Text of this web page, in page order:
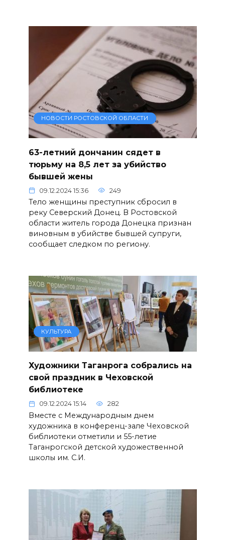
НОВОСТИ РОСТОВСКОЙ ОБЛАСТИ
63-летний дончанин сядет в
тюрьму на 8,5 лет за убийство
бывшей жены
09.12.2024 15:36 249
Тело женщины преступник сбросил в
реку Северский Донец. В Ростовской
области житель города Донецка признан
виновным в убийстве бывшей супруги,
сообщает следком по региону.
КУЛЬТУРА
Художники Таганрога собрались на
свой праздник в Чеховской
библиотеке
09.12.2024 15:14 282
Вместе с Международным днем
художника в конференц-зале Чеховской
библиотеки отметили и 55-летие
Таганрогской детской художественной
школы им. С.И.